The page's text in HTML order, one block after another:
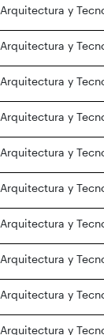
Arquitectura y
Arquitectura y
Arquitectura y
Arquitectura y
Arquitectura y
Arquitectura y
Arquitectura y
Arquitectura y
Arquitectura y
Arquitectura y